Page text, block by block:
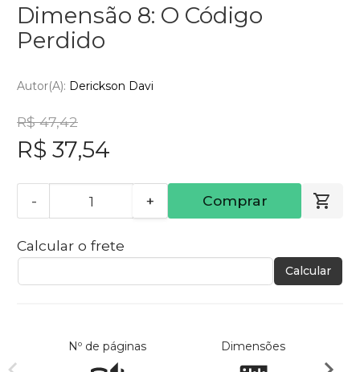
Dimensão 8: O Código
Perdido
Autor(a): Derickson Davi
R$ 47,42
R$ 37,54
- + Comprar
Calcular o frete
Calcular
Nº de páginas Dimensões